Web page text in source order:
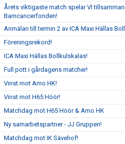
Årets viktigaste match spelar VI
Barncancerfonden!
Anmälan till termin 2 av ICA Maxi Hällas
Föreningsrekord!
ICA Maxi Hällas Bollkulskalas!
Full pott i gårdagens matcher!
Vinst mot Amo HK!
Vinst mot H65 Höör!
Matchdag mot H65 Höör & Amo HK
Ny samarbetspartner - JJ Gruppen!
Matchdag mot IK Sävehof!